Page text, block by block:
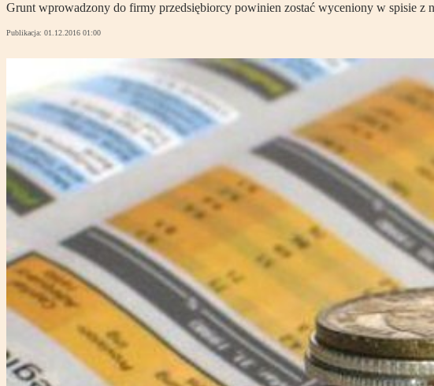
Grunt wprowadzony do firmy przedsiębiorcy powinien zostać wyceniony w spisie z
Publikacja: 01.12.2016 01:00